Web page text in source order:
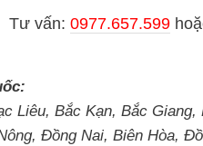
Tư vấn: 0977.657.599
Liêu, Bắc Kạn, Bắc
Đồng Nai, Biên Hòa,